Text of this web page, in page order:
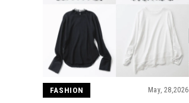
FASHION May, 28,2026